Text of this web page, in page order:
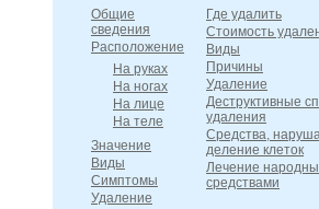
Общие
сведения
Расположение
На руках
На ногах
На лице
На теле
Значение
Виды
Симптомы
Удаление
Где удалить
Стоимость
Виды
Причины
Удаление
Деструктивные
удаления
Средства,
деление клеток
Лечение
средствами